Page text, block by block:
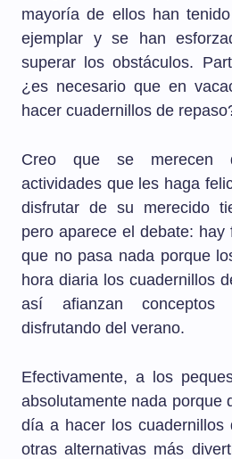
mayoría de ellos han
ejemplar y se han
superar los obstáculos.
¿es necesario que en
hacer cuadernillos de
Creo que se merecen
actividades que les haga
disfrutar de su merecido
pero aparece el debate: hay
que no pasa nada porque
hora diaria los cuadernillos
así afianzan
disfrutando del verano.
Efectivamente, a los
absolutamente nada porque
día a hacer los cuadernillos
otras alternativas más